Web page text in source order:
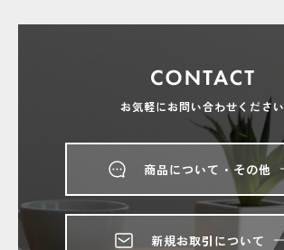
お気軽にお問い合わせください
商品について・その他
新規お取引について